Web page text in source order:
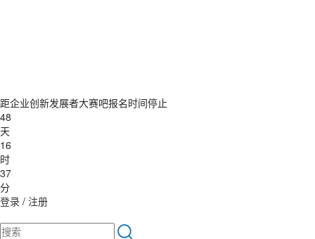
距企业创新发展者大赛吧报名时间停止
48
天
16
时
37
分
登录 / 注册